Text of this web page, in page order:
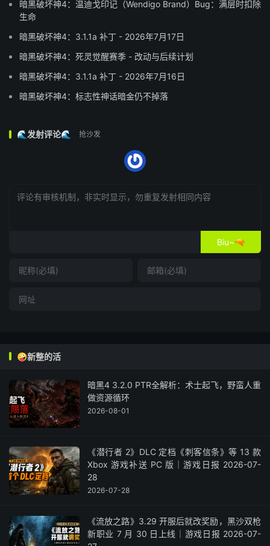
暗黑破坏神4：温迪戈印记（Wendigo Brand）Bug：满层时扣除
生命
暗黑破坏神4：3.1.1a 补丁 - 2026年7月17日
暗黑破坏神4：死灵觉醒赛季 - 改动与后续计划
暗黑破坏神4：3.1.1a 补丁 - 2026年7月16日
暗黑破坏神4：标志性神话暗金仍不掉落
🌊发射评论🌊 抢沙发
Biu~🔫
🤪新整的活
暗黑4 3.2.0 PTR全解析：术士起飞，野蛮人重
做资源循环
2026-08-01
《潜行者 2》DLC 定档《刺客信条》等 13 款
Xbox 游戏补送 PC 版｜游戏日报 2026-07-
28
2026-07-28
《流放之路》3.29 开服后就改奖励，黑沙双枪
新职业 7 月 30 日上线｜游戏日报 2026-07-